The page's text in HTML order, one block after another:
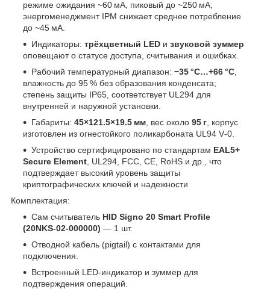
режиме ожидания ~60 мА, пиковый до ~250 мА;
энергоменеджмент IPM снижает среднее потребление
до ~45 мА.
Индикаторы: трёхцветный LED и звуковой зуммер
оповещают о статусе доступа, считывания и ошибках.
Рабочий температурный диапазон: −35 °C…+66 °C
влажность до 95 % без образования конденсата;
степень защиты IP65, соответствует UL294 для
внутренней и наружной установки.
Габариты: 45×121.5×19.5 мм , вес около 95 г , корпус
изготовлен из огнестойкого поликарбоната UL94 V‑0.
Устройство сертифицировано по стандартам EAL5+
Secure Element , UL294, FCC, CE, RoHS и др., что
подтверждает высокий уровень защиты
криптографических ключей и надежности
Комплектация:
Сам считыватель HID Signo 20 Smart Profile
(20NKS‑02‑000000) — 1 шт.
Отводной кабель (pigtail) с контактами для
подключения.
Встроенный LED‑индикатор и зуммер для
подтверждения операций.